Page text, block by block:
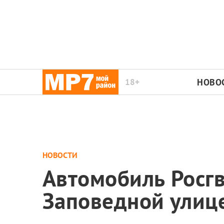
18+
НОВОСТИ
Автомобиль
Заповедной